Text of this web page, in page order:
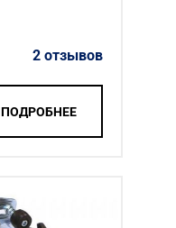
2 отзывов
ПОДРОБНЕЕ